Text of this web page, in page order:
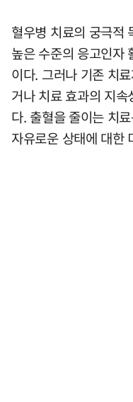
혈우병 치료의 궁극적
높은 수준의 응고인자
이다. 그러나 기존 치
거나 치료 효과의 지
다. 출혈을 줄이는 치
자유로운 상태에 대한